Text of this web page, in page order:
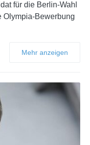
für die Berlin-Wahl
Olympia-Bewerbung
Mehr anzeigen